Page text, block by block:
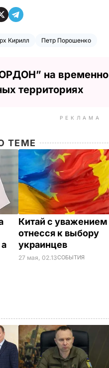
Кирилл Петр Порошенко
на временно
территориях
РЕКЛАМА
ТЕМЕ
Китай с уважением
отнесся к выбору
украинцев
27 мая, 02.13СОБЫТИЯ